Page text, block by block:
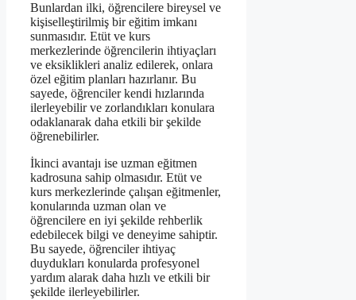
Bunlardan ilki, öğrencilere bireysel ve
kişiselleştirilmiş bir eğitim imkanı
sunmasıdır. Etüt ve kurs
merkezlerinde öğrencilerin ihtiyaçları
ve eksiklikleri analiz edilerek, onlara
özel eğitim planları hazırlanır. Bu
sayede, öğrenciler kendi hızlarında
ilerleyebilir ve zorlandıkları konulara
odaklanarak daha etkili bir şekilde
öğrenebilirler.
İkinci avantajı ise uzman eğitmen
kadrosuna sahip olmasıdır. Etüt ve
kurs merkezlerinde çalışan eğitmenler,
konularında uzman olan ve
öğrencilere en iyi şekilde rehberlik
edebilecek bilgi ve deneyime sahiptir.
Bu sayede, öğrenciler ihtiyaç
duydukları konularda profesyonel
yardım alarak daha hızlı ve etkili bir
şekilde ilerleyebilirler.